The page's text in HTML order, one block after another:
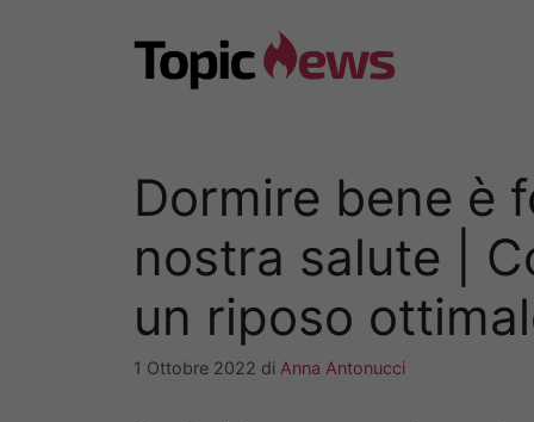
Dormire bene è
nostra salute |
un riposo
1 Ottobre 2022 di Anna Antonucci